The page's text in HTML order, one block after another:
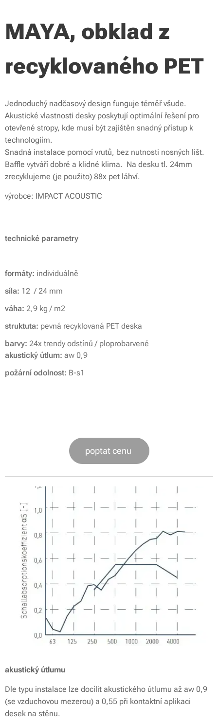
MAYA, obklad z
recyklovaného PET
Jednoduchý nadčasový design funguje téměř všude.
Akustické vlastnosti desky poskytují optimální řešení pro
otevřené stropy, kde musí být zajištěn snadný přístup k
technologiím.
Snadná instalace pomocí vrutů, bez nutnosti nosných lišt.
Baffle vytváří dobré a klidné klima. Na desku tl. 24mm
zrecyklujeme (je použito) 88x pet láhví.
výrobce: IMPACT ACOUSTIC
technické parametry
formáty: individuálně
síla: 12 / 24 mm
váha: 2,9 kg / m2
struktuta: pevná recyklovaná PET deska
barvy: 24x trendy odstínů / ploprobarvené
akustický útlum: aw 0,9
požární odolnost: B-s1
poptat cenu
akustický útlumu
Dle typu instalace lze docílit akustického útlumu až aw 0,9
(se vzduchovou mezerou) a 0,55 při kontaktní aplikaci
desek na stěnu.